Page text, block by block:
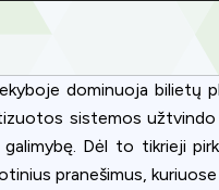
dominuoja bilietų
sistemos
Dėl to tikrieji
pranešimus,
Queue-Fair.com
accept all cookie